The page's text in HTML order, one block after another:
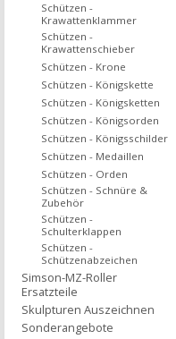
Schützen -
Krawattenklammer
Schützen -
Krawattenschieber
Schützen - Krone
Schützen - Königskette
Schützen - Königsketten
Schützen - Königsorden
Schützen - Königsschilder
Schützen - Medaillen
Schützen - Orden
Schützen - Schnüre &
Zubehör
Schützen -
Schulterklappen
Schützen -
Schützenabzeichen
Simson-MZ-Roller
Ersatzteile
Skulpturen Auszeichnen
Sonderangebote